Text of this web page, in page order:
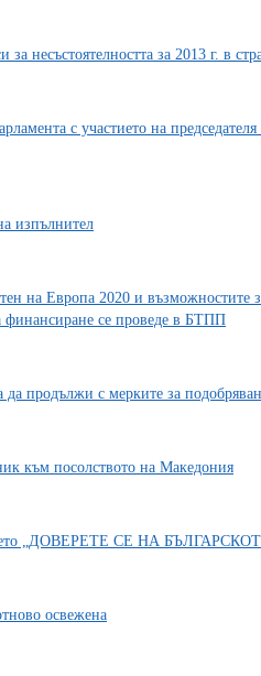
за несъстоятелността за 2013 г. в
с участието на
изпълнител
на Европа 2020 и възможностите
финансиране се проведе в БТПП
продължи с мерките за
към посолството на Македония
„ДОВЕРЕТЕ СЕ НА
освежена